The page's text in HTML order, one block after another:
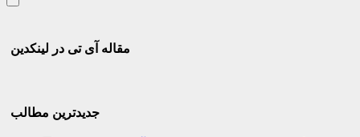
مقاله آی تی در لینکدین
جدیدترین مطالب